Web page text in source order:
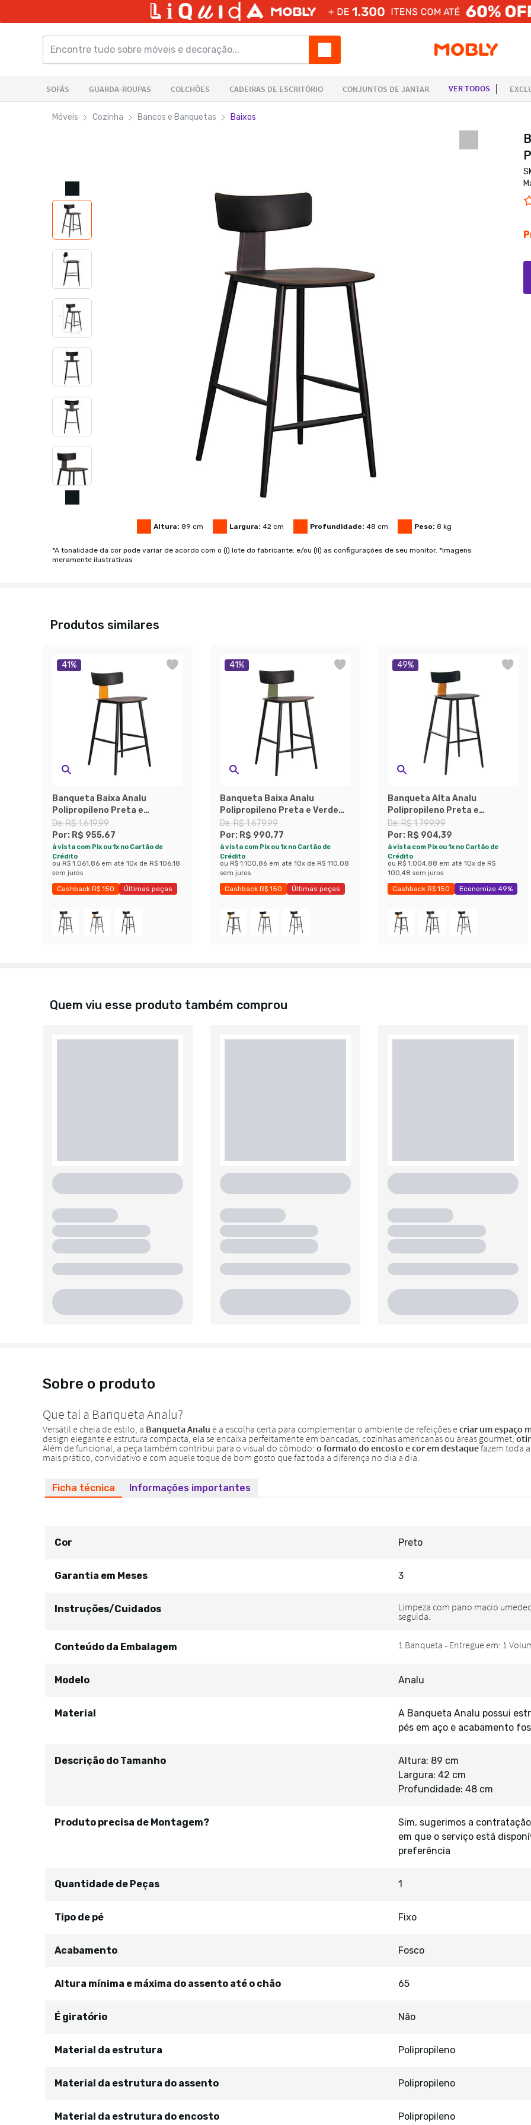
Móveis Cozinha Bancos e Banquetas Baixos
Altura: 89 cm Largura: 42 cm Profundidade: 48 cm Peso: 8 kg
*A tonalidade da cor pode variar de acordo com o (I) lote do fabricante; e/ou (II) as configurações de seu monitor. *Imagens
meramente ilustrativas
Produtos similares
41%
Banqueta Baixa Analu
Polipropileno Preta e
Caramelo
De:R$ 1.619,99
Por: R$ 955,67
à vista com Pix ou 1x no Cartão de
Crédito
ou R$ 1.061,86 em até 10x de R$ 106,18
sem juros
Cashback R$ 150
Últimas peças
41%
Banqueta Baixa Analu
Polipropileno Preta e Verde
Sálvia
De:R$ 1.679,99
Por: R$ 990,77
à vista com Pix ou 1x no Cartão de
Crédito
ou R$ 1.100,86 em até 10x de R$ 110,08
sem juros
Cashback R$ 150
Últimas peças
49%
Banqueta Alta Analu
Polipropileno Preta e
Caramelo
De:R$ 1.799,99
Por: R$ 904,39
à vista com Pix ou 1x no Cartão de
Crédito
ou R$ 1.004,88 em até 10x de R$
100,48 sem juros
Cashback R$ 150 Economize 49%
Quem viu esse produto também comprou
Sobre o produto
Ficha técnica Informações importantes
Cor Preto
Garantia em Meses 3
Instruções/Cuidados
Conteúdo da Embalagem
Modelo Analu
Material
A Banqueta Analu possui
pés em aço e acabamento
Descrição do Tamanho
Altura: 89 cm
Largura: 42 cm
Profundidade: 48 cm
Produto precisa de Montagem?
Sim, sugerimos a
em que o serviço está
preferência
Quantidade de Peças 1
Tipo de pé Fixo
Acabamento Fosco
Altura mínima e máxima do assento até o chão 65
É giratório Não
Material da estrutura Polipropileno
Material da estrutura do assento Polipropileno
Material da estrutura do encosto Polipropileno